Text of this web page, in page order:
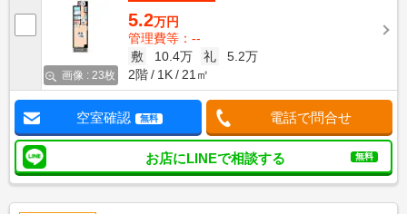
画像 : 23枚
5.2万円
管理費等：--
敷
10.4万 礼
5.2万
2階
1K 21㎡
空室確認 無料 電話で問合せ
お店にLINEで相談する 無料